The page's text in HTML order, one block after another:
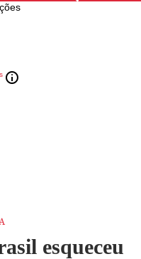
esqueceu